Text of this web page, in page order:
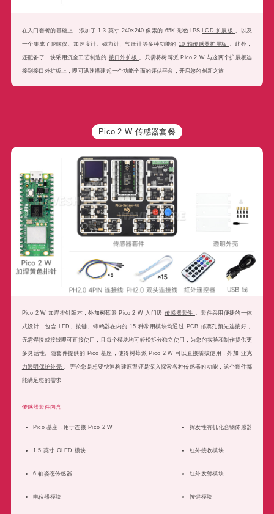
在入门套餐的基础上，添加了 1.3 英寸 240×240 像素的 65K 彩色 IPS LCD 扩展板 、以及
一个集成了陀螺仪、加速度计、磁力计、气压计等多种功能的 10 轴传感器扩展板 。此外，
还配备了一块采用沉金工艺制造的 接口外扩板 。只需将树莓派 Pico 2 W 与这两个扩展板连
接到接口外扩板上，即可迅速搭建起一个功能全面的评估平台，开启您的创新之旅
Pico 2 W 传感器套餐
Pico 2 W 加焊排针版本，外加树莓派 Pico 2 W 入门级 传感器套件 。套件采用便捷的一体
式设计，包含 LED、按键、蜂鸣器在内的 15 种常用模块均通过 PCB 邮票孔预先连接好，
无需焊接或接线即可直接使用，且每个模块均可轻松拆分独立使用，为您的实验和制作提供更
多灵活性。随套件提供的 Pico 基座，使得树莓派 Pico 2 W 可以直接插拔使用，外加 亚克
力透明保护外壳 。无论您是想要快速构建原型还是深入探索各种传感器的功能，这个套件都
能满足您的需求
传感器套件内含：
Pico 基座，用于连接 Pico 2 W
1.5 英寸 OLED 模块
6 轴姿态传感器
电位器模块
挥发性有机化合物传感器
红外接收模块
红外发射模块
按键模块